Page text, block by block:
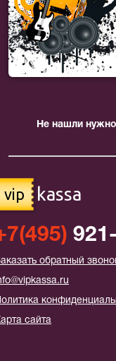
Не нашли
vip kassa
обратный
сайта